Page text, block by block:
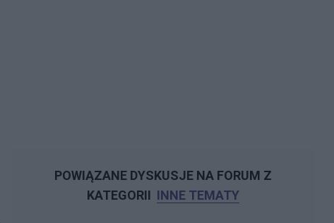
POWIĄZANE DYSKUSJE NA FORUM Z
KATEGORII INNE TEMATY